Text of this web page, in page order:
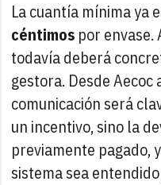
La cuantía mínima ya
céntimos por
todavía deberá
gestora. Desde
comunicación será
un incentivo, sino la
previamente pagado,
sistema sea